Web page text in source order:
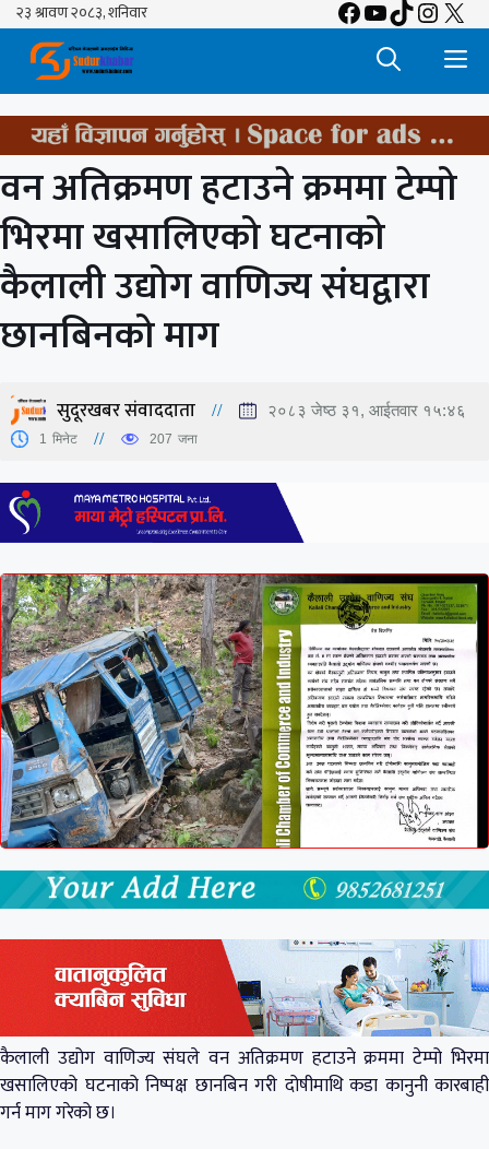
Skip
content
Facebook
YouTube
TikTok
X
वन अतिक्रमण हटाउने क्रममा टेम्पो
भिरमा खसालिएको घटनाको
कैलाली उद्योग वाणिज्य संघद्वारा
छानबिनको माग
सुदूरखबर संवाददाता २०८३ जेष्ठ ३१, आईतवार १५:४६
1 मिनेट 207 जना
कैलाली उद्योग वाणिज्य संघले वन अतिक्रमण हटाउने क्रममा टेम्पो भिरमा
खसालिएको घटनाको निष्पक्ष छानबिन गरी दोषीमाथि कडा कानुनी कारबाही
गर्न माग गरेको छ।